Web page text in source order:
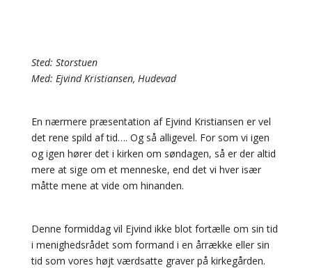
Sted: Storstuen
Med: Ejvind Kristiansen, Hudevad
En nærmere præsentation af Ejvind Kristiansen er vel
det rene spild af tid…. Og så alligevel. For som vi igen
og igen hører det i kirken om søndagen, så er der altid
mere at sige om et menneske, end det vi hver især
måtte mene at vide om hinanden.
Denne formiddag vil Ejvind ikke blot fortælle om sin tid
i menighedsrådet som formand i en årrække eller sin
tid som vores højt værdsatte graver på kirkegården.